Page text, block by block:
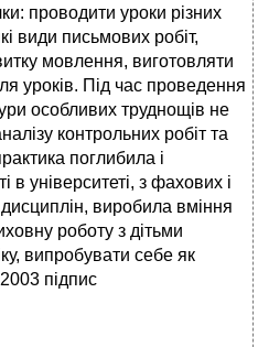
проводити уроки різних
види письмових робіт,
мовлення, виготовляти
уроків. Під час проведення
особливих труднощів не
контрольних робіт та
поглибила і
в університеті, з фахових і
виробила вміння
роботу з дітьми
випробувати себе як
підпис